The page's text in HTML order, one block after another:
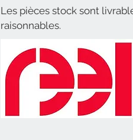
Les pièces stock sont
raisonnables.